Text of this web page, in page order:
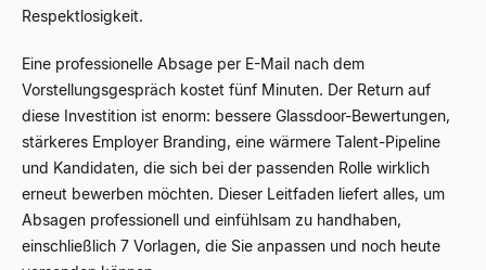
Respektlosigkeit.
Eine professionelle Absage per E-Mail nach dem
Vorstellungsgespräch kostet fünf Minuten. Der Return auf
diese Investition ist enorm: bessere Glassdoor-Bewertungen,
stärkeres Employer Branding, eine wärmere Talent-Pipeline
und Kandidaten, die sich bei der passenden Rolle wirklich
erneut bewerben möchten. Dieser Leitfaden liefert alles, um
Absagen professionell und einfühlsam zu handhaben,
einschließlich 7 Vorlagen, die Sie anpassen und noch heute